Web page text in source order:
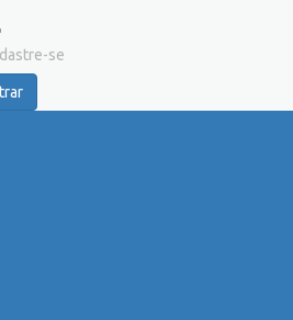
se